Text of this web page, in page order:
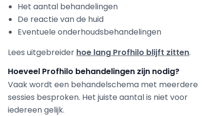
Het aantal behandelingen
De reactie van de huid
Eventuele onderhoudsbehandelingen
Lees uitgebreider hoe lang Profhilo blijft zitten.
Hoeveel Profhilo behandelingen zijn nodig?
Vaak wordt een behandelschema met meerdere
sessies besproken. Het juiste aantal is niet voor
iedereen gelijk.